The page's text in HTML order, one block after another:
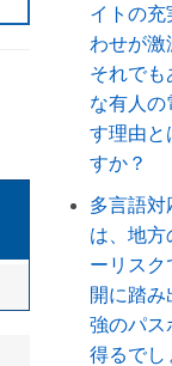
イトの充
わせが激
それでも
な有人の
す理由と
すか？
多言語対
は、地方
ーリスク
開に踏
強のパス
得るでし